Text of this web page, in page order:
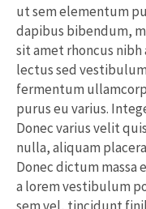
ut sem elementum
dapibus bibendum,
sit amet rhoncus
lectus sed
fermentum
purus eu varius.
Donec varius velit
nulla, aliquam
Donec dictum massa
a lorem vestibulum
sem vel, tincidunt